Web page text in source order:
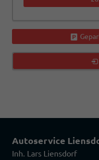
Autoservice
Inh. Lars Liensdorf